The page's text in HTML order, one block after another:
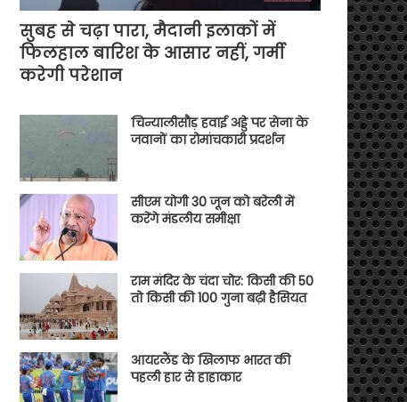
सुबह से चढ़ा पारा, मैदानी इलाकों में
फिलहाल बारिश के आसार नहीं, गर्मी
करेगी परेशान
चिन्यालीसौड़ हवाई अड्डे पर सेना के
जवानों का रोमांचकारी प्रदर्शन
सीएम योगी 30 जून को बरेली में
करेंगे मंडलीय समीक्षा
राम मंदिर के चंदा चोर: किसी की 50
तो किसी की 100 गुना बढ़ी हैसियत
आयरलैंड के खिलाफ भारत की
पहली हार से हाहाकार